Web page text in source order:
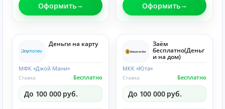
Оформить Оформить
Деньги на карту
МФК «Джой Мани»
Бесплатно
Ставка
До 100 000 руб.
Заём
бесплатно(Деньг
и на дом)
МКК «Юта»
Бесплатно
Ставка
До 100 000 руб.